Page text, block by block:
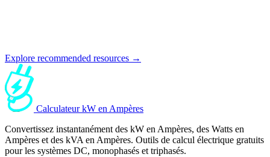
Explore recommended resources →
Calculateur kW en Ampères
Convertissez instantanément des kW en Ampères, des Watts en
Ampères et des kVA en Ampères. Outils de calcul électrique gratuits
pour les systèmes DC, monophasés et triphasés.